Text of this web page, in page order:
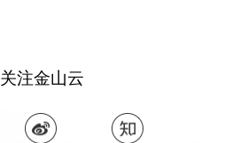
关注金山云